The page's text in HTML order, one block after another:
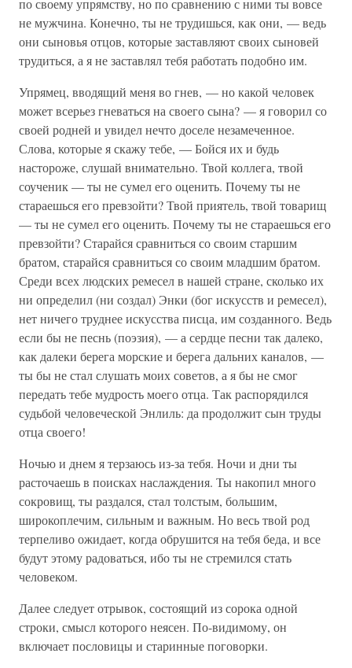
по своему упрямству, но по сравнению с ними ты вовсе
не мужчина. Конечно, ты не трудишься, как они, — ведь
они сыновья отцов, которые заставляют своих сыновей
трудиться, а я не заставлял тебя работать подобно им.
Упрямец, вводящий меня во гнев, — но какой человек
может всерьез гневаться на своего сына? — я говорил со
своей родней и увидел нечто доселе незамеченное.
Слова, которые я скажу тебе, — Бойся их и будь
настороже, слушай внимательно. Твой коллега, твой
соученик — ты не сумел его оценить. Почему ты не
стараешься его превзойти? Твой приятель, твой товарищ
— ты не сумел его оценить. Почему ты не стараешься его
превзойти? Старайся сравниться со своим старшим
братом, старайся сравниться со своим младшим братом.
Среди всех людских ремесел в нашей стране, сколько их
ни определил (ни создал) Энки (бог искусств и ремесел),
нет ничего труднее искусства писца, им созданного. Ведь
если бы не песнь (поэзия), — а сердце песни так далеко,
как далеки берега морские и берега дальних каналов, —
ты бы не стал слушать моих советов, а я бы не смог
передать тебе мудрость моего отца. Так распорядился
судьбой человеческой Энлиль: да продолжит сын труды
отца своего!
Ночью и днем я терзаюсь из-за тебя. Ночи и дни ты
расточаешь в поисках наслаждения. Ты накопил много
сокровищ, ты раздался, стал толстым, большим,
широкоплечим, сильным и важным. Но весь твой род
терпеливо ожидает, когда обрушится на тебя беда, и все
будут этому радоваться, ибо ты не стремился стать
человеком.
Далее следует отрывок, состоящий из сорока одной
строки, смысл которого неясен. По-видимому, он
включает пословицы и старинные поговорки.